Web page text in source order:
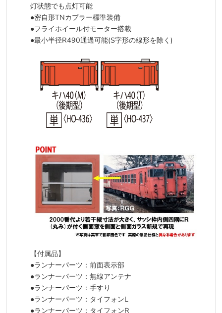
灯状態でも点灯可能
●密自形TNカプラー標準装備
●フライホイール付モーター搭載
●最小半径R490通過可能(S字形の線形を除く)
【付属品】
●ランナーパーツ：前面表示部
●ランナーパーツ：無線アンテナ
●ランナーパーツ：手すり
●ランナーパーツ：タイフォンL
●ランナーパーツ：タイフォンR